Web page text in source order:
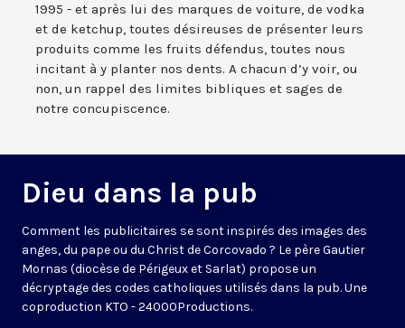
1995 - et après lui des marques de voiture, de vodka
et de ketchup, toutes désireuses de présenter leurs
produits comme les fruits défendus, toutes nous
incitant à y planter nos dents. A chacun d’y voir, ou
non, un rappel des limites bibliques et sages de
notre concupiscence.
Dieu dans la pub
Comment les publicitaires se sont inspirés des images des
anges, du pape ou du Christ de Corcovado ? Le père Gautier
Mornas (diocèse de Périgeux et Sarlat) propose un
décryptage des codes catholiques utilisés dans la pub. Une
coproduction KTO - 24000Productions.